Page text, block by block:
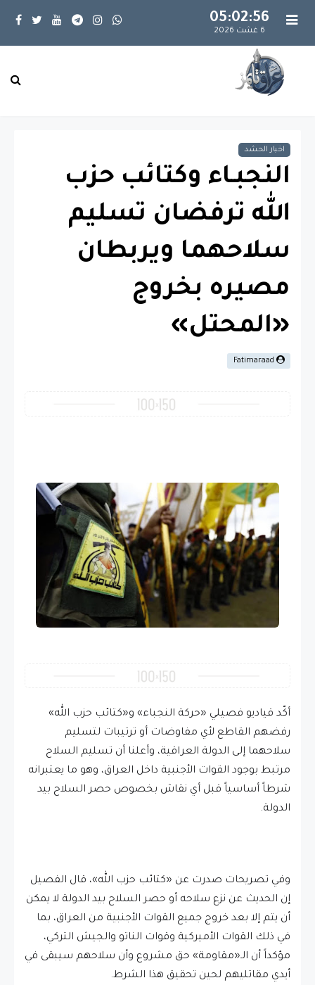
05:02:57
6 غشت 2026
اخبار الحشد
النجبـاء وكتائب حزب
الله ترفضان تسليم
سلاحهما ويربطان
مصيره بخروج
«المحتل»
Fatimaraad
أكّد قياديو فصيلي «حركة النجباء» و«كتائب حزب الله»
رفضهم القاطع لأي مفاوضات أو ترتيبات لتسليم
سلاحهما إلى الدولة العراقية، وأعلنا أن تسليم السلاح
مرتبط بوجود القوات الأجنبية داخل العراق، وهو ما يعتبرانه
شرطاً أساسياً قبل أي نقاش بخصوص حصر السلاح بيد
الدولة.
وفي تصريحات صدرت عن «كتائب حزب الله»، قال الفصيل
إن الحديث عن نزع سلاحه أو حصر السلاح بيد الدولة لا يمكن
أن يتم إلا بعد خروج جميع القوات الأجنبية من العراق، بما
في ذلك القوات الأميركية وقوات الناتو والجيش التركي،
مؤكداً أن الـ«مقاومة» حق مشروع وأن سلاحهم سيبقى في
أيدي مقاتليهم لحين تحقيق هذا الشرط.